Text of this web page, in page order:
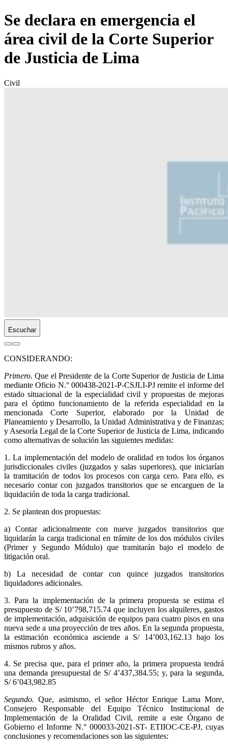
Se declara en emergencia el
área civil de la Corte Superior
de Justicia de Lima
Civil
Escuchar
CONSIDERANDO:
Primero. Que el Presidente de la Corte Superior de Justicia de Lima
mediante Oficio N.° 000438-2021-P-CSJLI-PJ remite el informe del
estado situacional de la especialidad civil y propuestas de mejoras
para el óptimo funcionamiento de la referida especialidad en la
mencionada Corte Superior, elaborado por la Unidad de
Planeamiento y Desarrollo, la Unidad Administrativa y de Finanzas;
y Asesoría Legal de la Corte Superior de Justicia de Lima, indicando
como alternativas de solución las siguientes medidas:
1. La implementación del modelo de oralidad en todos los órganos
jurisdiccionales civiles (juzgados y salas superiores), que iniciarían
la tramitación de todos los procesos con carga cero. Para ello, es
necesario contar con juzgados transitorios que se encarguen de la
liquidación de toda la carga tradicional.
2. Se plantean dos propuestas:
a) Contar adicionalmente con nueve juzgados transitorios que
liquidarán la carga tradicional en trámite de los dos módulos civiles
(Primer y Segundo Módulo) que tramitarán bajo el modelo de
litigación oral.
b) La necesidad de contar con quince juzgados transitorios
liquidadores adicionales.
3. Para la implementación de la primera propuesta se estima el
presupuesto de S/ 10’798,715.74 que incluyen los alquileres, gastos
de implementación, adquisición de equipos para cuatro pisos en una
nueva sede a una proyección de tres años. En la segunda propuesta,
la estimación económica asciende a S/ 14’003,162.13 bajo los
mismos rubros y años.
4. Se precisa que, para el primer año, la primera propuesta tendrá
una demanda presupuestal de S/ 4’437,384.55; y, para la segunda,
S/ 6’043,982.85
Segundo. Que, asimismo, el señor Héctor Enrique Lama More,
Consejero Responsable del Equipo Técnico Institucional de
Implementación de la Oralidad Civil, remite a este Órgano de
Gobierno el Informe N.° 000033-2021-ST- ETIIOC-CE-PJ, cuyas
conclusiones y recomendaciones son las siguientes: